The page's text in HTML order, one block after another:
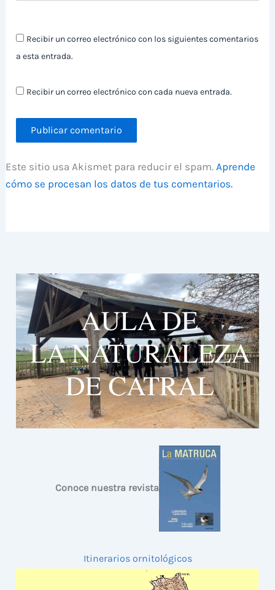
Recibir un correo electrónico con los siguientes comentarios
a esta entrada.
Recibir un correo electrónico con cada nueva entrada.
Este sitio usa Akismet para reducir el spam.Aprende
cómo se procesan los datos de tus comentarios.
Conoce nuestra revista
Itinerarios ornitológicos